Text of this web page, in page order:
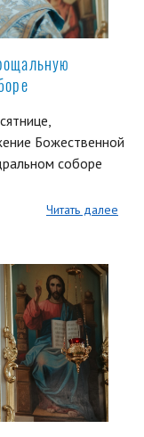
Божественной
соборе
Читать далее